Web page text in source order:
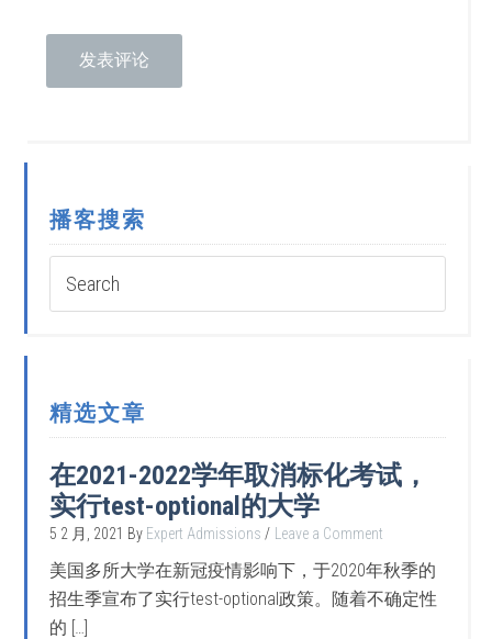
播客搜索
精选文章
在2021-2022学年取消标化考试，
实行test-optional的大学
5 2 月, 2021 By Expert Admissions Leave a Comment
美国多所大学在新冠疫情影响下，于2020年秋季的
招生季宣布了实行test-optional政策。随着不确定性
的 […]